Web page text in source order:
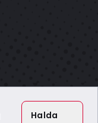
Halda